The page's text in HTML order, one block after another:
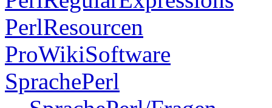
PerlResourcen
ProWikiSoftware
SprachePerl